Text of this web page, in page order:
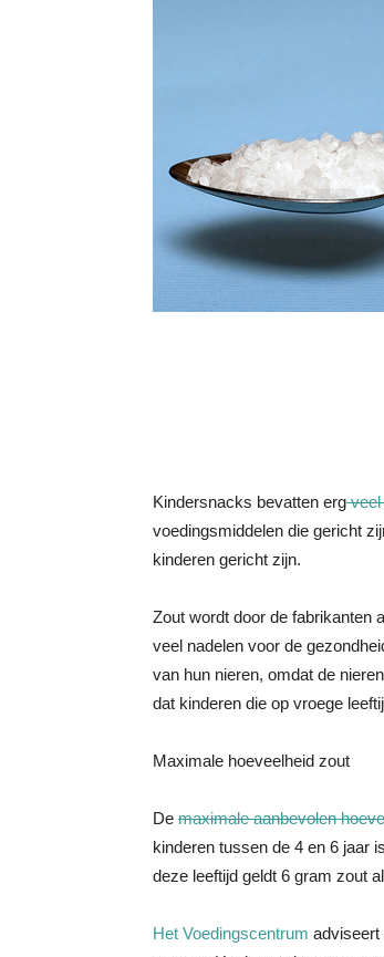
Kindersnacks bevatten ergveel
voedingsmiddelen die gericht
kinderen gericht zijn.
Zout wordt door de fabrikanten
veel nadelen voor de
van hun nieren, omdat de
dat kinderen die op vroege
Maximale hoeveelheid zout
De maximale aanbevolen
kinderen tussen de 4 en 6 jaar
deze leeftijd geldt 6 gram zout
Het Voedingscentrum adviseert